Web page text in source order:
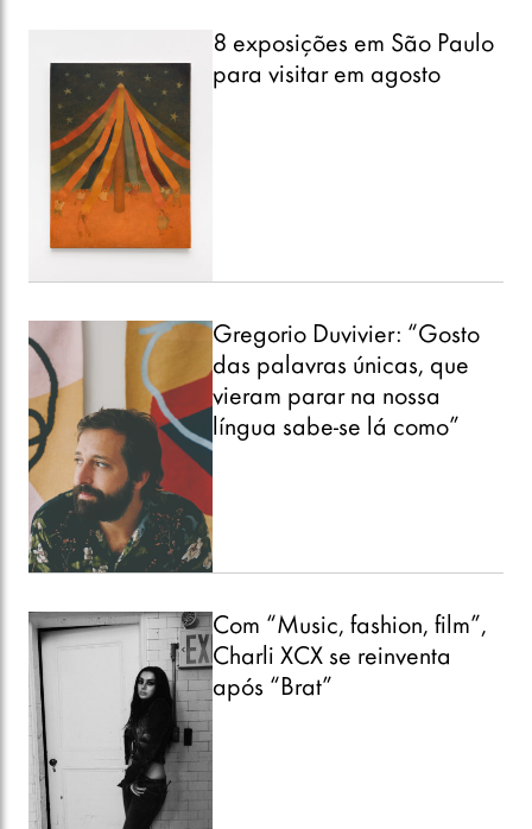
8 exposições em São Paulo
para visitar em agosto
Gregorio Duvivier: “Gosto
das palavras únicas, que
vieram parar na nossa
língua sabe-se lá como”
Com “Music, fashion, film”,
Charli XCX se reinventa
após “Brat”